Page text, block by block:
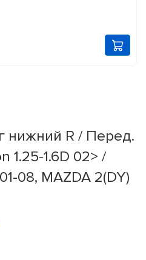
нижний R / Перед.
1.25-1.6D 02> /
08, MAZDA 2(DY)